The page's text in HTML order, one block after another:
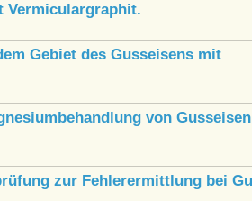
Vermiculargraphit.
Gebiet des Gusseisens mit
von
zur Fehlerermittlung bei